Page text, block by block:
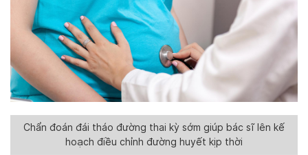
Chẩn đoán đái tháo đường thai kỳ sớm giúp bác sĩ lên kế
hoạch điều chỉnh đường huyết kịp thời